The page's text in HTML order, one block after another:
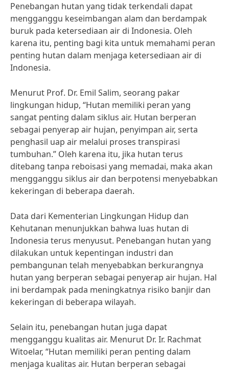
Penebangan hutan yang tidak terkendali dapat
mengganggu keseimbangan alam dan berdampak
buruk pada ketersediaan air di Indonesia. Oleh
karena itu, penting bagi kita untuk memahami peran
penting hutan dalam menjaga ketersediaan air di
Indonesia.
Menurut Prof. Dr. Emil Salim, seorang pakar
lingkungan hidup, “Hutan memiliki peran yang
sangat penting dalam siklus air. Hutan berperan
sebagai penyerap air hujan, penyimpan air, serta
penghasil uap air melalui proses transpirasi
tumbuhan.” Oleh karena itu, jika hutan terus
ditebang tanpa reboisasi yang memadai, maka akan
mengganggu siklus air dan berpotensi menyebabkan
kekeringan di beberapa daerah.
Data dari Kementerian Lingkungan Hidup dan
Kehutanan menunjukkan bahwa luas hutan di
Indonesia terus menyusut. Penebangan hutan yang
dilakukan untuk kepentingan industri dan
pembangunan telah menyebabkan berkurangnya
hutan yang berperan sebagai penyerap air hujan. Hal
ini berdampak pada meningkatnya risiko banjir dan
kekeringan di beberapa wilayah.
Selain itu, penebangan hutan juga dapat
mengganggu kualitas air. Menurut Dr. Ir. Rachmat
Witoelar, “Hutan memiliki peran penting dalam
menjaga kualitas air. Hutan berperan sebagai